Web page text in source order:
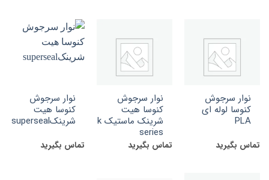
نوار سرجوش
کنوسا لوله ای
PLA
تماس بگیرید
نوار سرجوش
کنوسا هیت
شرینک ماستیک k
series
تماس بگیرید
نوار سرجوش
کنوسا هیت
شرینکsuperseal
تماس بگیرید